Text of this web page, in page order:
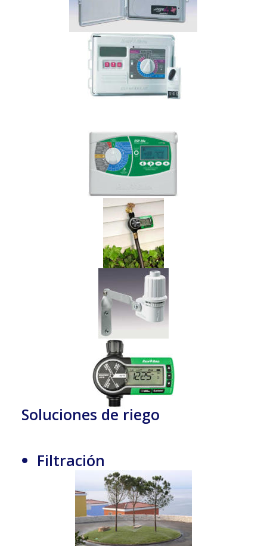
Soluciones de riego
Filtración